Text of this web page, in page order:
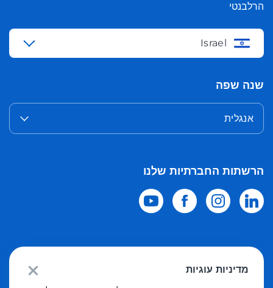
הרלבנטי
Israel
שנה שפה
אנגלית
הרשתות החברתיות שלנו
מדיניות עוגיות